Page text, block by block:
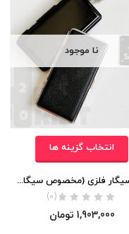
نا موجود
انتخاب گزینه ها
جعبه سیگار فلزی (مخصوص سیگار پایه بلند)
(0)
1,903,000 تومان